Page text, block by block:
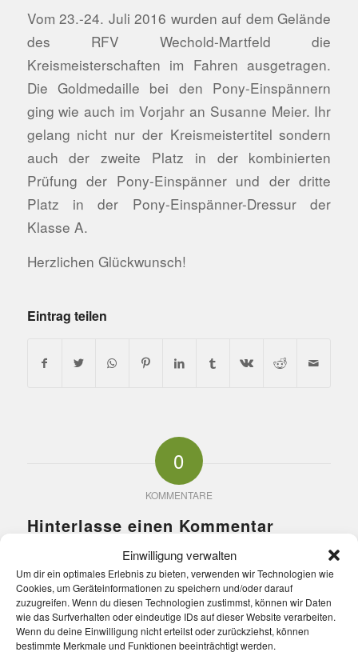
Einwilligung verwalten
Um dir ein optimales Erlebnis zu bieten, verwenden wir Technologien wie
Cookies, um Geräteinformationen zu speichern und/oder darauf
zuzugreifen. Wenn du diesen Technologien zustimmst, können wir Daten
wie das Surfverhalten oder eindeutige IDs auf dieser Website verarbeiten.
Wenn du deine Einwilligung nicht erteilst oder zurückziehst, können
bestimmte Merkmale und Funktionen beeinträchtigt werden.
Vom 23.-24. Juli 2016 wurden auf dem Gelände
des RFV Wechold-Martfeld die
Kreismeisterschaften im Fahren ausgetragen.
Die Goldmedaille bei den Pony-Einspännern
ging wie auch im Vorjahr an Susanne Meier. Ihr
gelang nicht nur der Kreismeistertitel sondern
auch der zweite Platz in der kombinierten
Prüfung der Pony-Einspänner und der dritte
Platz in der Pony-Einspänner-Dressur der
Klasse A.
Herzlichen Glückwunsch!
Eintrag teilen
0
KOMMENTARE
Hinterlasse einen Kommentar
An der Diskussion beteiligen?
Hinterlasse uns deinen Kommentar!
Name*